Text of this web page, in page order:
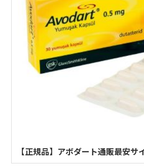
【正規品】アボダート通販最安サ